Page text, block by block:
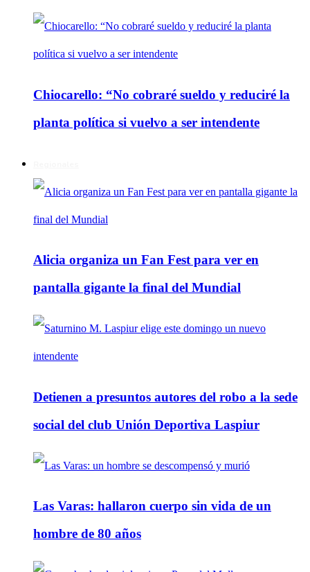
Chiocarello: “No cobraré sueldo y reduciré la
planta política si vuelvo a ser intendente
Alicia organiza un Fan Fest para ver en
pantalla gigante la final del Mundial
Detienen a presuntos autores del robo a la sede
social del club Unión Deportiva Laspiur
Las Varas: hallaron cuerpo sin vida de un
hombre de 80 años